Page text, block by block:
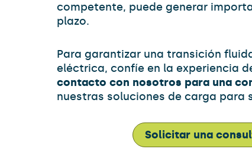
competente, puede generar
plazo.
Para garantizar una transición
eléctrica, confíe en la experiencia
contacto con nosotros para una
nuestras soluciones de carga para
Solicitar una